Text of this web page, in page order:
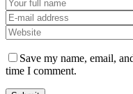
Save my name, email,
time I comment.